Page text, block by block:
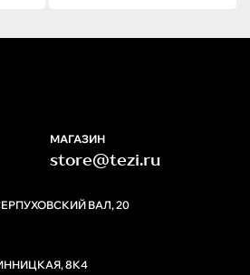
ВАЛ, 20
8К4
МАГАЗИН
store@tezi.ru